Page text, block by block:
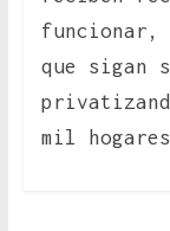
funcionar,
que sigan
mil